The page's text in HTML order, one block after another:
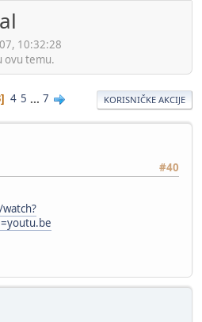
10:32:28
ovu temu.
4 5 ... 7 KORISNIČKE AKCIJE
#40